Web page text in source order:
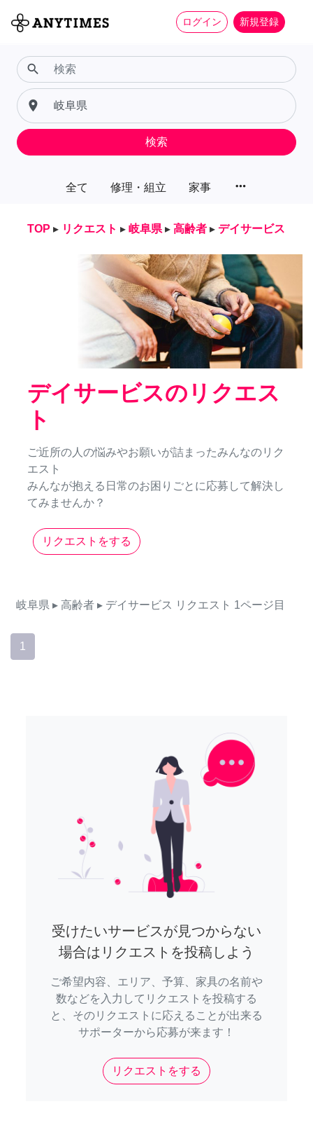
ログイン 新規登録
全て 修理・組立 家事 more_horiz
search
place
検索
TOP ▸ リクエスト ▸ 岐阜県 ▸ 高齢者 ▸ デイサービス
デイサービスのリクエス
ト
ご近所の人の悩みやお願いが詰まったみんなのリク
エスト
みんなが抱える日常のお困りごとに応募して解決し
てみませんか？
リクエストをする
岐阜県 ▸ 高齢者 ▸ デイサービス リクエスト 1ページ目
1
受けたいサービスが見つからない
場合はリクエストを投稿しよう
ご希望内容、エリア、予算、家具の名前や
数などを入力してリクエストを投稿する
と、そのリクエストに応えることが出来る
サポーターから応募が来ます！
リクエストをする